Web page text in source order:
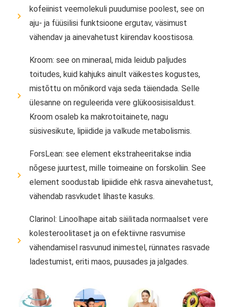
kofeiinist veemolekuli puudumise poolest, see on
aju- ja füüsilisi funktsioone ergutav, väsimust
vähendav ja ainevahetust kiirendav koostisosa.
Kroom: see on mineraal, mida leidub paljudes
toitudes, kuid kahjuks ainult väikestes kogustes,
mistõttu on mõnikord vaja seda täiendada. Selle
ülesanne on reguleerida vere glükoosisisaldust.
Kroom osaleb ka makrotoitainete, nagu
süsivesikute, lipiidide ja valkude metabolismis.
ForsLean: see element ekstraheeritakse india
nõgese juurtest, mille toimeaine on forskoliin. See
element soodustab lipiidide ehk rasva ainevahetust,
vähendab rasvkudet lihaste kasuks.
Clarinol: Linoolhape aitab säilitada normaalset vere
kolesteroolitaset ja on efektiivne rasvumise
vähendamisel rasvunud inimestel, rünnates rasvade
ladestumist, eriti maos, puusades ja jalgades.